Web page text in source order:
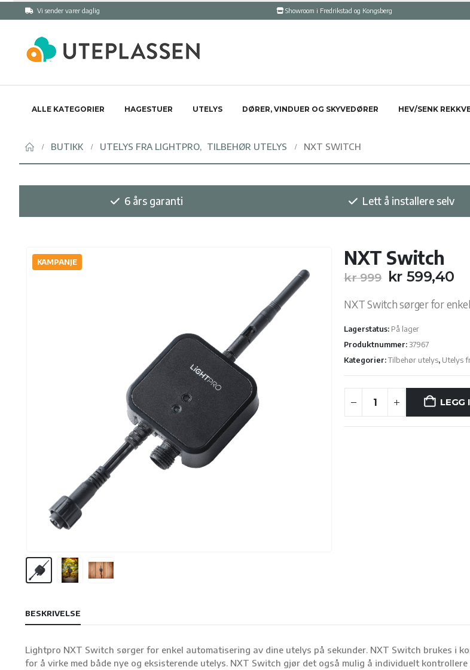
Vi sender varer daglig Showroom i Fredrikstad og Kongsberg
ALLE KATEGORIER HAGESTUER UTELYS DØRER, VINDUER OG SKYVEDØRER HEV/SENK
BUTIKK UTELYS FRA LIGHTPRO, TILBEHØR UTELYS NXT SWITCH
6 års garanti Lett å installere selv
KAMPANJE NXT Switch
kr999 Opprinnelig
var:
kr 599,40
er:
NXT Switch sørger for
Lagerstatus: På lager
Produktnummer:37967
Kategorier:Tilbehør utelys, Utelys
LEGG
BESKRIVELSE
Lightpro NXT Switch sørger for enkel automatisering av dine utelys på sekunder. NXT Switch brukes i
for å virke med både nye og eksisterende utelys. NXT Switch gjør det også mulig å individuelt